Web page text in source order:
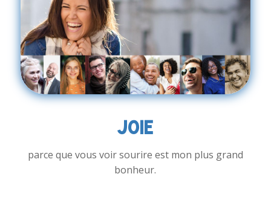
JOIE
parce que vous voir sourire est mon plus grand
bonheur.